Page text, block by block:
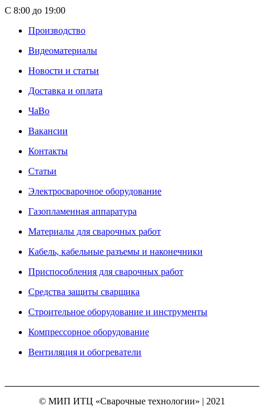
С 8:00 до 19:00
Производство
Видеоматериалы
Новости и статьи
Доставка и оплата
ЧаВо
Вакансии
Контакты
Статьи
Электросварочное оборудование
Газопламенная аппаратура
Материалы для сварочных работ
Кабель, кабельные разъемы и наконечники
Приспособления для сварочных работ
Средства защиты сварщика
Строительное оборудование и инструменты
Компрессорное оборудование
Вентиляция и обогреватели
© МИП ИТЦ «Сварочные технологии» | 2021